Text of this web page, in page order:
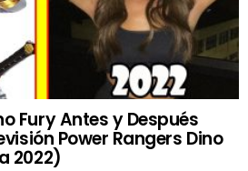
Fury Antes y Después
Power Rangers Dino
2022)